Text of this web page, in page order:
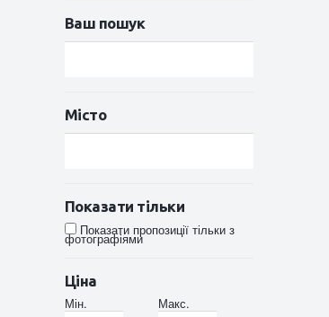
Ваш пошук
Місто
Показати тільки
Показати пропозиції тільки з
фотографіями
Ціна
Мін.
Макс.